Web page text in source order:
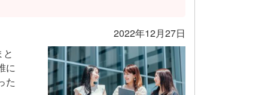
2022年12月27日
に
た